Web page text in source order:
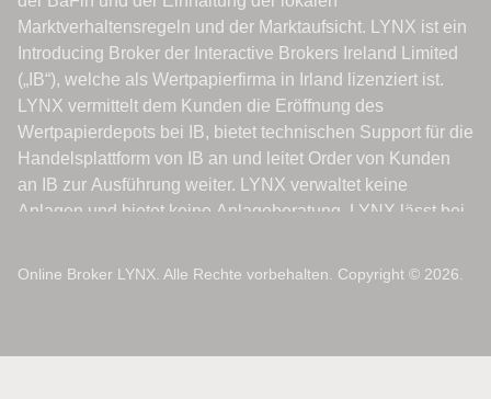
Online Broker LYNX. Alle Rechte vorbehalten. Copyright © 2026.